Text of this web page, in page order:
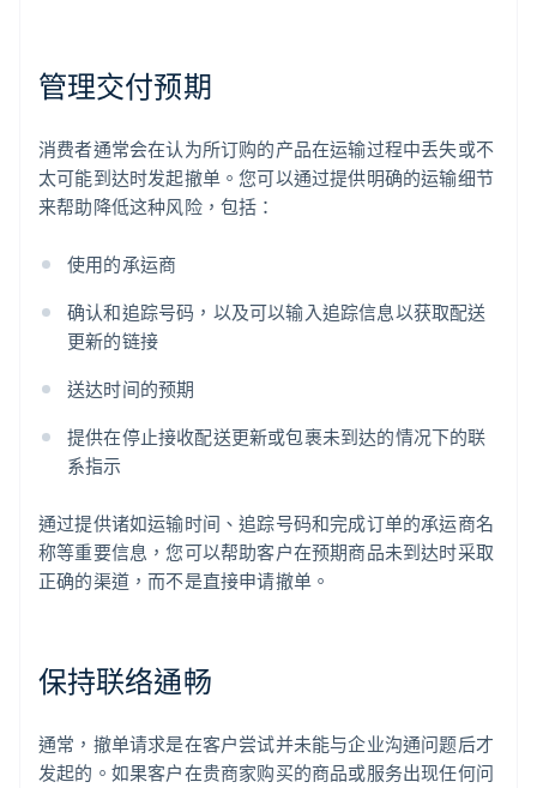
管理交付预期
消费者通常会在认为所订购的产品在运输过程中丢失或不
太可能到达时发起撤单。您可以通过提供明确的运输细节
来帮助降低这种风险，包括：
使用的承运商
确认和追踪号码，以及可以输入追踪信息以获取配送
更新的链接
送达时间的预期
提供在停止接收配送更新或包裹未到达的情况下的联
系指示
通过提供诸如运输时间、追踪号码和完成订单的承运商名
称等重要信息，您可以帮助客户在预期商品未到达时采取
正确的渠道，而不是直接申请撤单。
保持联络通畅
通常，撤单请求是在客户尝试并未能与企业沟通问题后才
发起的。如果客户在贵商家购买的商品或服务出现任何问